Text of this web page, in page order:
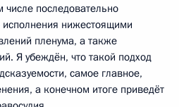
числе последовательно
нижестоящими
пленума, а также
Я убеждён, что такой подход
самое главное,
а конечном итоге приведёт